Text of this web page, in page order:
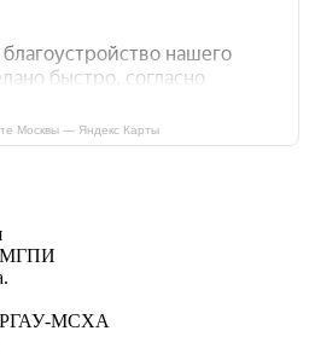
Москвы — Яндекс Карты
МГПИ
РГАУ-МСХА